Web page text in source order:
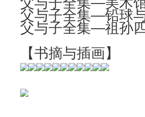
父与子全集—铅球
父与子全集—祖孙
【书摘与插画】